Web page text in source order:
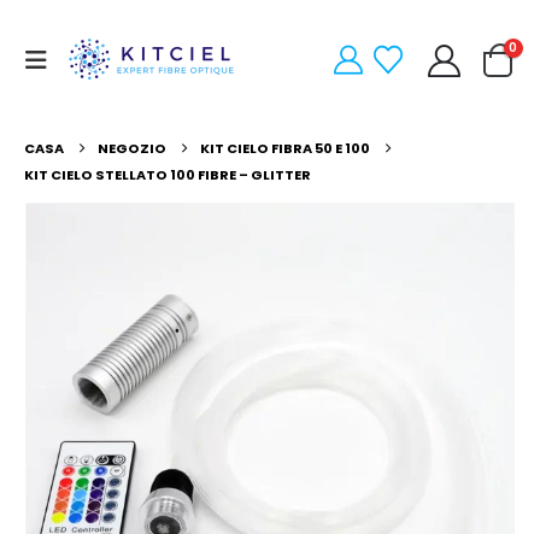
0
CASA NEGOZIO
KIT CIELO FIBRA 50 E 100
KIT CIELO STELLATO 100 FIBRE – GLITTER